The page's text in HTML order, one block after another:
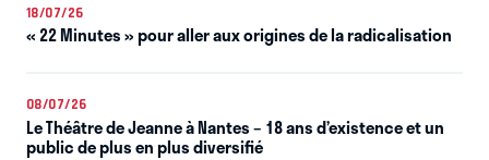
18/07/26
« 22 Minutes » pour aller aux origines de la radicalisation
08/07/26
Le Théâtre de Jeanne à Nantes – 18 ans d’existence et un
public de plus en plus diversifié